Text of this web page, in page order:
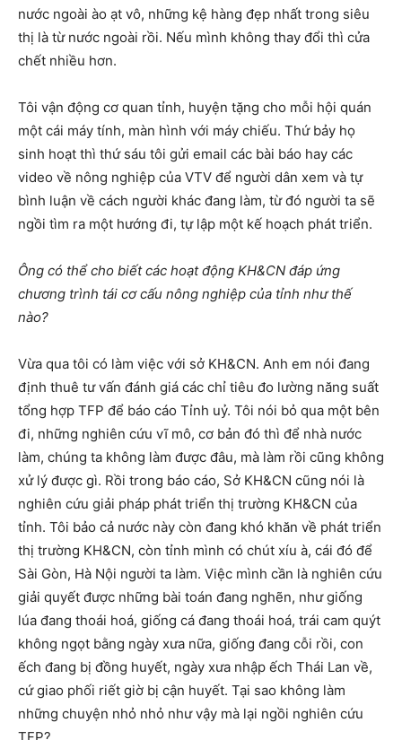
nước ngoài ào ạt vô, những kệ hàng đẹp nhất trong siêu
thị là từ nước ngoài rồi. Nếu mình không thay đổi thì cửa
chết nhiều hơn.
Tôi vận động cơ quan tỉnh, huyện tặng cho mỗi hội quán
một cái máy tính, màn hình với máy chiếu. Thứ bảy họ
sinh hoạt thì thứ sáu tôi gửi email các bài báo hay các
video về nông nghiệp của VTV để người dân xem và tự
bình luận về cách người khác đang làm, từ đó người ta sẽ
ngồi tìm ra một hướng đi, tự lập một kế hoạch phát triển.
Ông có thể cho biết các hoạt động KH&CN đáp ứng
chương trình tái cơ cấu nông nghiệp của tỉnh như thế
nào?
Vừa qua tôi có làm việc với sở KH&CN. Anh em nói đang
định thuê tư vấn đánh giá các chỉ tiêu đo lường năng suất
tổng hợp TFP để báo cáo Tỉnh uỷ. Tôi nói bỏ qua một bên
đi, những nghiên cứu vĩ mô, cơ bản đó thì để nhà nước
làm, chúng ta không làm được đâu, mà làm rồi cũng không
xử lý được gì. Rồi trong báo cáo, Sở KH&CN cũng nói là
nghiên cứu giải pháp phát triển thị trường KH&CN của
tỉnh. Tôi bảo cả nước này còn đang khó khăn về phát triển
thị trường KH&CN, còn tỉnh mình có chút xíu à, cái đó để
Sài Gòn, Hà Nội người ta làm. Việc mình cần là nghiên cứu
giải quyết được những bài toán đang nghẽn, như giống
lúa đang thoái hoá, giống cá đang thoái hoá, trái cam quýt
không ngọt bằng ngày xưa nữa, giống đang cỗi rồi, con
ếch đang bị đồng huyết, ngày xưa nhập ếch Thái Lan về,
cứ giao phối riết giờ bị cận huyết. Tại sao không làm
những chuyện nhỏ nhỏ như vậy mà lại ngồi nghiên cứu
TFP?